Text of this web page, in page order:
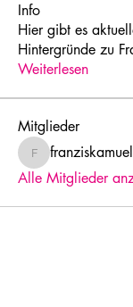
Info
Hier gibt es
Hintergründe zu
Weiterlesen
Mitglieder
franziskamueller-r
Alle Mitglieder